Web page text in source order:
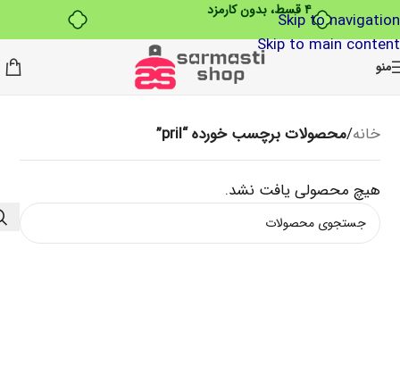
Skip to navigation
Skip to main content
منو
خانه/محصولات برچسب خورده “pril”
هیچ محصولی یافت نشد.